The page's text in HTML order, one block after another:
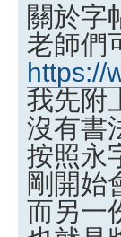
關於字
老師們
https://
我先附
沒有書
按照永
剛開始
而另一